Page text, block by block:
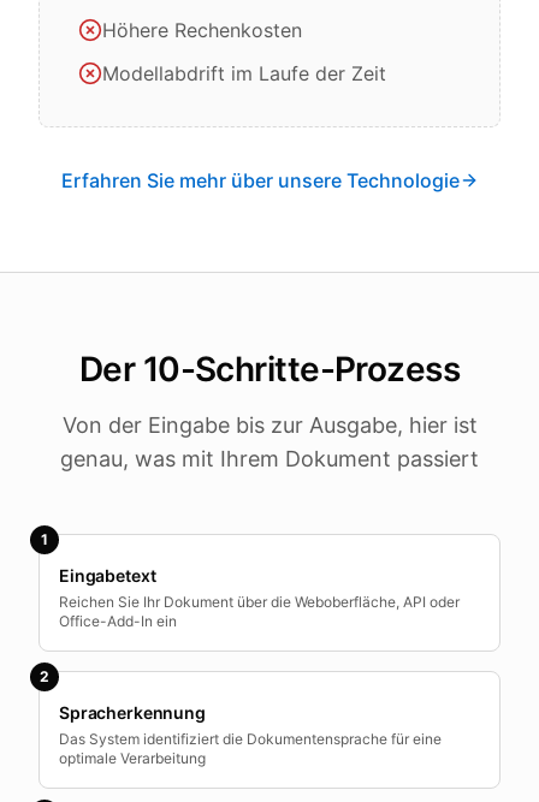
Höhere Rechenkosten
Modellabdrift im Laufe der Zeit
Erfahren Sie mehr über unsere Technologie
Der 10-Schritte-Prozess
Von der Eingabe bis zur Ausgabe, hier ist
genau, was mit Ihrem Dokument passiert
1
Eingabetext
Reichen Sie Ihr Dokument über die Weboberfläche, API oder
Office-Add-In ein
2
Spracherkennung
Das System identifiziert die Dokumentensprache für eine
optimale Verarbeitung